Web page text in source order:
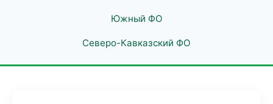
Южный ФО
Северо-Кавказский ФО